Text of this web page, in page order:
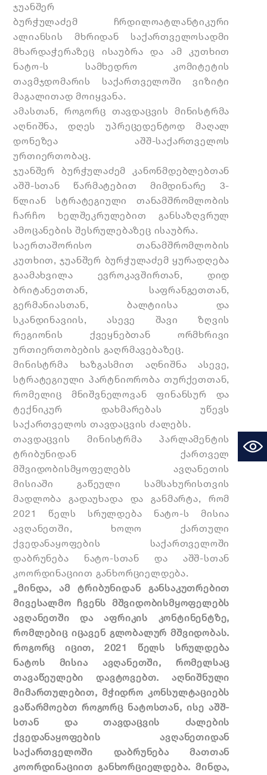
ჯუანშერ
ბურჭულაძემ ჩრდილოატლანტიკური
ალიანსის მხრიდან საქართველოსადმი
მხარდაჭერაზეც ისაუბრა და ამ კუთხით
ნატო-ს სამხედრო კომიტეტის
თავმჯდომარის საქართველოში ვიზიტი
მაგალითად მოიყვანა.
ამასთან, როგორც თავდაცვის მინისტრმა
აღნიშნა, დღეს უპრეცედენტოდ მაღალ
დონეზეა აშშ-საქართველოს
ურთიერთობაც.
ჯუანშერ ბურჭულაძემკანონმდებლებთან
აშშ-სთან წარმატებით მიმდინარე 3-
წლიან სტრატეგიული თანამშრომლობის
ჩარჩო ხელშეკრულებით განსაზღვრულ
ამოცანების შესრულებაზეც ისაუბრა.
საერთაშორისო თანამშრომლობის
კუთხით, ჯუანშერ ბურჭულაძემ ყურადღება
გაამახვილა ევროკავშირთან, დიდ
ბრიტანეთთან, საფრანგეთთან,
გერმანიასთან, ბალტიისა და
სკანდინავიის, ასევე შავი ზღვის
რეგიონის ქვეყნებთან ორმხრივი
ურთიერთობების გაღრმავებაზეც.
მინისტრმა ხაზგასმით აღნიშნა ასევე,
სტრატეგიული პარტნიორობა თურქეთთან,
რომელიც მნიშვნელოვან ფინანსურ და
ტექნიკურ დახმარებას უწევს
საქართველოს თავდაცვის ძალებს.
თავდაცვის მინისტრმა პარლამენტის
ტრიბუნიდან ქართველ
მშვიდობისმყოფელებს ავღანეთის
მისიაში გაწეული სამსახურისთვის
მადლობა გადაუხადა და განმარტა, რომ
2021 წელს სრულდება ნატო-ს მისია
ავღანეთში, ხოლო ქართული
ქვედანაყოფების საქართველოში
დაბრუნება ნატო-სთან და აშშ-სთან
კოორდინაციით განხორციელდება.
„მინდა, ამ ტრიბუნიდან განსაკუთრებით
მივესალმო ჩვენს მშვიდობისმყოფელებს
ავღანეთში და აფრიკის კონტინენტზე,
რომლებიც იცავენ გლობალურ მშვიდობას.
როგორც იცით, 2021 წელს სრულდება
ნატოს მისია ავღანეთში, რომელსაც
თავაწეულები დავტოვებთ. აღნიშნული
მიმართულებით, მჭიდრო კონსულტაციებს
ვაწარმოებთ როგორც ნატოსთან, ისე აშშ-
სთან და თავდაცვის ძალების
ქვედანაყოფების ავღანეთიდან
საქართველოში დაბრუნება მათთან
კოორდინაციით განხორციელდება. მინდა,